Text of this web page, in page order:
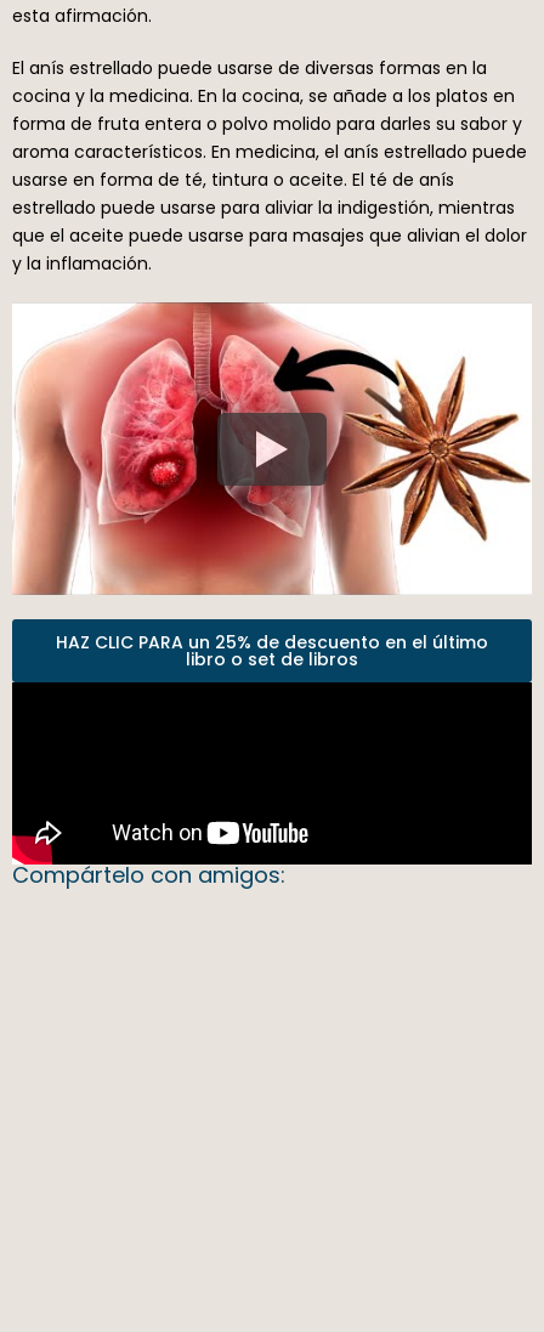
esta afirmación.
El anís estrellado puede usarse de diversas formas en la
cocina y la medicina. En la cocina, se añade a los platos en
forma de fruta entera o polvo molido para darles su sabor y
aroma característicos. En medicina, el anís estrellado puede
usarse en forma de té, tintura o aceite. El té de anís
estrellado puede usarse para aliviar la indigestión, mientras
que el aceite puede usarse para masajes que alivian el dolor
y la inflamación.
HAZ CLIC PARA un 25% de descuento en el último
libro o set de libros
Compártelo con amigos: